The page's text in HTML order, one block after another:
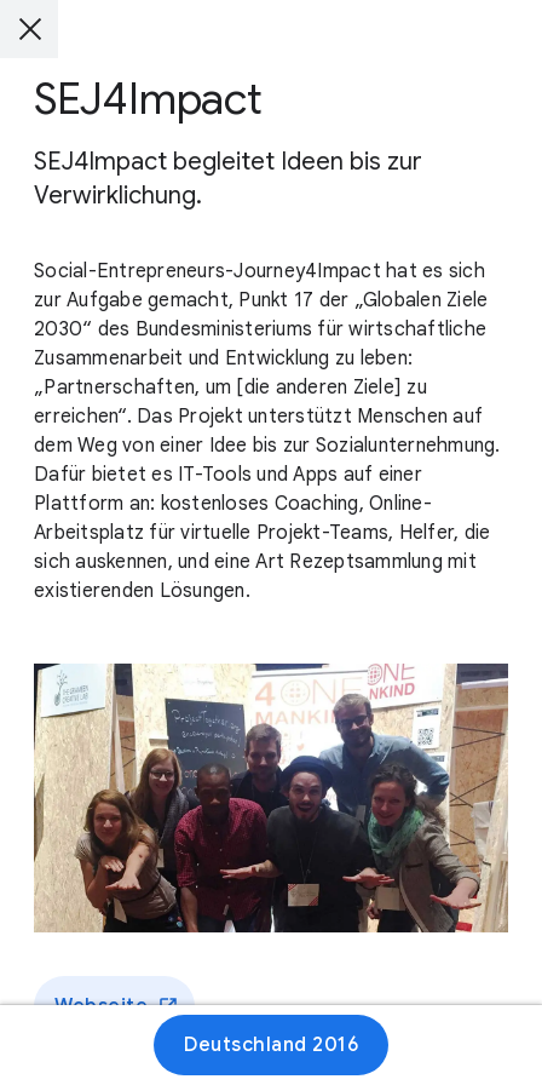
SEJ4Impact
SEJ4Impact begleitet Ideen bis zur
Verwirklichung.
Social-Entrepreneurs-Journey4Impact hat es sich
zur Aufgabe gemacht, Punkt 17 der „Globalen Ziele
2030“ des Bundesministeriums für wirtschaftliche
Zusammenarbeit und Entwicklung zu leben:
„Partnerschaften, um [die anderen Ziele] zu
erreichen“. Das Projekt unterstützt Menschen auf
dem Weg von einer Idee bis zur Sozialunternehmung.
Dafür bietet es IT-Tools und Apps auf einer
Plattform an: kostenloses Coaching, Online-
Arbeitsplatz für virtuelle Projekt-Teams, Helfer, die
sich auskennen, und eine Art Rezeptsammlung mit
existierenden Lösungen.
Webseite
Deutschland 2016